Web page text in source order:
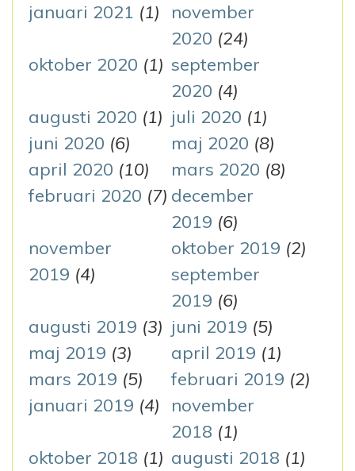
januari 2021 (1)
november
2020 (24)
oktober 2020 (1) september
2020 (4)
augusti 2020 (1) juli 2020 (1)
juni 2020 (6) maj 2020 (8)
april 2020 (10) mars 2020 (8)
februari 2020 (7) december
2019 (6)
november
2019 (4)
oktober 2019 (2)
september
2019 (6)
augusti 2019 (3) juni 2019 (5)
maj 2019 (3) april 2019 (1)
mars 2019 (5) februari 2019 (2)
januari 2019 (4)
november
2018 (1)
oktober 2018 (1) augusti 2018 (1)